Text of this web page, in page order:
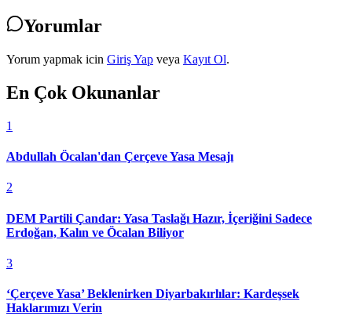
Yorumlar
Yorum yapmak icin Giriş Yap veya Kayıt Ol.
En Çok Okunanlar
1
Abdullah Öcalan'dan Çerçeve Yasa Mesajı
2
DEM Partili Çandar: Yasa Taslağı Hazır, İçeriğini Sadece
Erdoğan, Kalın ve Öcalan Biliyor
3
‘Çerçeve Yasa’ Beklenirken Diyarbakırlılar: Kardeşsek
Haklarımızı Verin